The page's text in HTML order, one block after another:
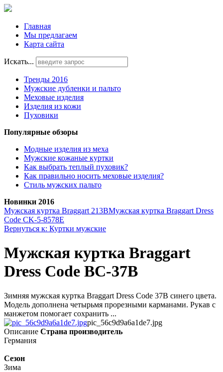
Главная
Мы предлагаем
Карта сайта
Искать...
Тренды 2016
Мужские дубленки и пальто
Меховые изделия
Изделия из кожи
Пуховики
Популярные обзоры
Модные изделия из меха
Мужские кожаные куртки
Как выбрать теплый пуховик?
Как правильно носить меховые изделия?
Стиль мужских пальто
Новинки 2016
Мужская куртка Braggart 213BМужская куртка Braggart Dress
Code CK-5-8578E
Вернуться к: Куртки мужские
Мужская куртка Braggart
Dress Code BC-37B
Зимняя мужская куртка Braggart Dress Code 37B синего цвета.
Модель дополнена четырьмя прорезными карманами. Рукав с
манжетом помогает сохранить ...
pic_56c9d9a6a1de7.jpg
Описание Страна производитель
Германия
Сезон
Зима